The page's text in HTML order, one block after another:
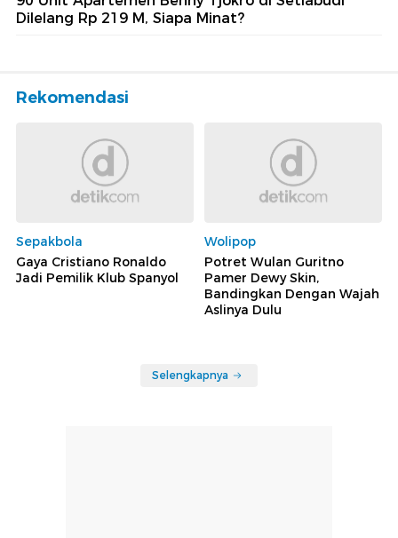
Dilelang Rp 219 M, Siapa Minat?
Rekomendasi
Sepakbola
Gaya Cristiano Ronaldo
Jadi Pemilik Klub Spanyol
Wolipop
Potret Wulan Guritno
Pamer Dewy Skin,
Bandingkan Dengan Wajah
Aslinya Dulu
Selengkapnya